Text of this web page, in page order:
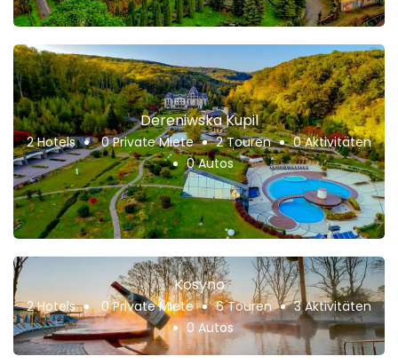
Dereniwska Kupil
2 Hotels 0 Private Miete 2 Touren
0 Aktivitäten
0 Autos
Kosyno
2 Hotels 0 Private Miete 6 Touren
3 Aktivitäten
0 Autos